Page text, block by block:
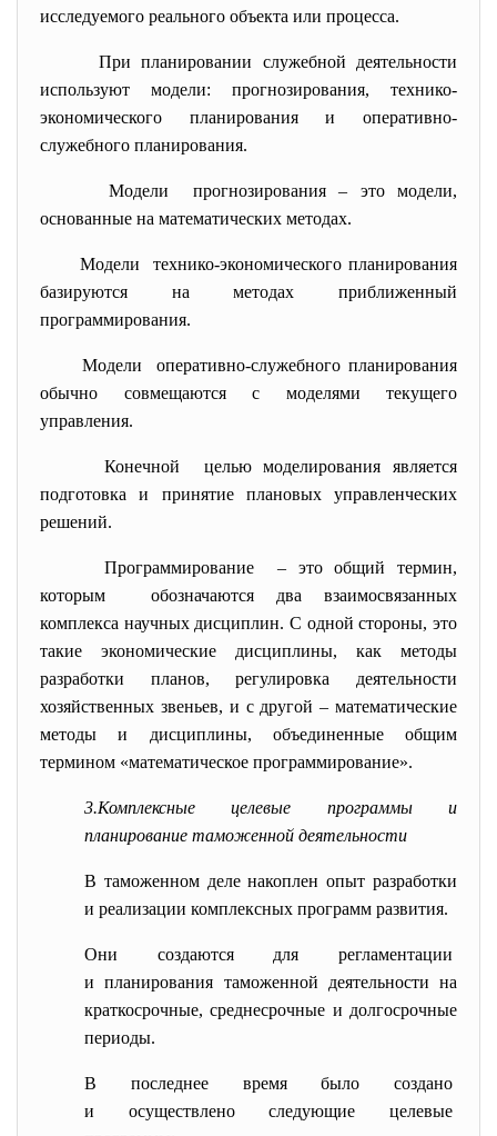
исследуемого реального объекта или процесса.
При планировании служебной деятельности
используют модели: прогнозирования, технико-
экономического планирования и оперативно-
служебного планирования.
Модели прогнозирования – это модели,
основанные на математических методах.
Модели технико-экономического планирования
базируются на методах приближенный
программирования.
Модели оперативно-служебного планирования
обычно совмещаются с моделями текущего
управления.
Конечной целью моделирования является
подготовка и принятие плановых управленческих
решений.
Программирование – это общий термин,
которым обозначаются два взаимосвязанных
комплекса научных дисциплин. С одной стороны, это
такие экономические дисциплины, как методы
разработки планов, регулировка деятельности
хозяйственных звеньев, и с другой – математические
методы и дисциплины, объединенные общим
термином «математическое программирование».
3.Комплексные целевые программы и
планирование таможенной деятельности
В таможенном деле накоплен опыт разработки
и реализации комплексных программ развития.
Они создаются для регламентации
и планирования таможенной деятельности на
краткосрочные, среднесрочные и долгосрочные
периоды.
В последнее время было создано
и осуществлено следующие целевые